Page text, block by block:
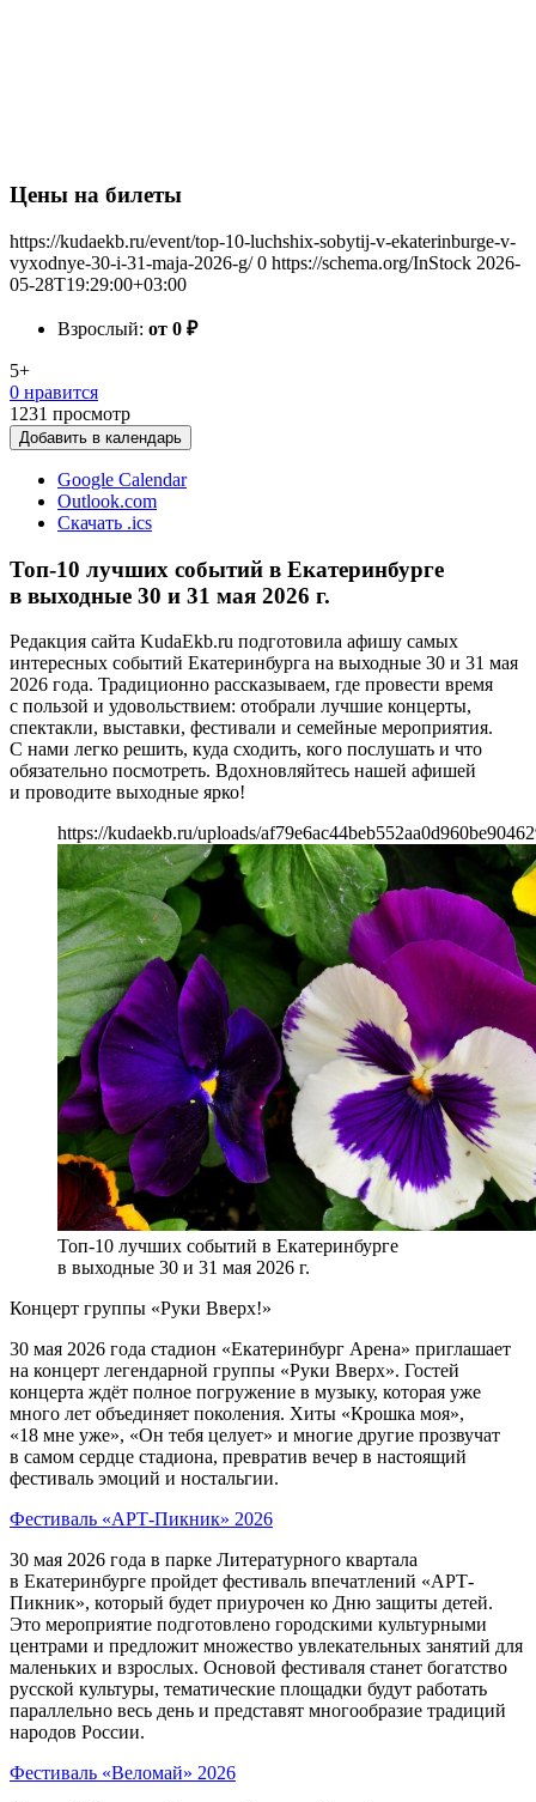
Цены на билеты
https://kudaekb.ru/event/top-10-luchshix-sobytij-v-ekaterinburge-v-
vyxodnye-30-i-31-maja-2026-g/ 0 https://schema.org/InStock 2026-
05-28T19:29:00+03:00
Взрослый: от 0 ₽
5+
0 нравится
1231 просмотр
Добавить в календарь
Google Calendar
Outlook.com
Скачать .ics
Топ-10 лучших событий в Екатеринбурге
в выходные 30 и 31 мая 2026 г.
Редакция сайта KudaEkb.ru подготовила афишу самых
интересных событий Екатеринбурга на выходные 30 и 31 мая
2026 года. Традиционно рассказываем, где провести время
с пользой и удовольствием: отобрали лучшие концерты,
спектакли, выставки, фестивали и семейные мероприятия.
С нами легко решить, куда сходить, кого послушать и что
обязательно посмотреть. Вдохновляйтесь нашей афишей
и проводите выходные ярко!
https://kudaekb.ru/uploads/
Топ-10 лучших событий в Екатеринбурге
в выходные 30 и 31 мая 2026 г.
Концерт группы «Руки Вверх!»
30 мая 2026 года стадион «Екатеринбург Арена» приглашает
на концерт легендарной группы «Руки Вверх». Гостей
концерта ждёт полное погружение в музыку, которая уже
много лет объединяет поколения. Хиты «Крошка моя»,
«18 мне уже», «Он тебя целует» и многие другие прозвучат
в самом сердце стадиона, превратив вечер в настоящий
фестиваль эмоций и ностальгии.
Фестиваль «АРТ-Пикник» 2026
30 мая 2026 года в парке Литературного квартала
в Екатеринбурге пройдет фестиваль впечатлений «АРТ-
Пикник», который будет приурочен ко Дню защиты детей.
Это мероприятие подготовлено городскими культурными
центрами и предложит множество увлекательных занятий для
маленьких и взрослых. Основой фестиваля станет богатство
русской культуры, тематические площадки будут работать
параллельно весь день и представят многообразие традиций
народов России.
Фестиваль «Веломай» 2026